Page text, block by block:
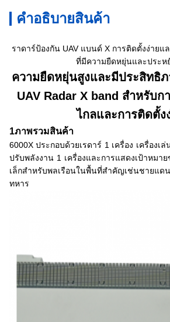
คําอธิบายสินค้า
ราดาร์ป้องกัน UAV แบนด์ X การติดตั้งง่ายแ
ที่มีความยืดหยุ่นและประห
ความยืดหยุ่นสูงและมีประสิทธิ
UAV Radar X band สําหรับก
ไกลและการติดตั้ง
1ภาพรวมสินค้า
6000X ประกอบด้วยเรดาร์ 1 เครื่อง เครื่องเ
ปรับพลังงาน 1 เครื่องและการแสดงเป้าหมา
เล็กสําหรับพลเรือนในพื้นที่สําคัญเช่นชายแ
ทหาร